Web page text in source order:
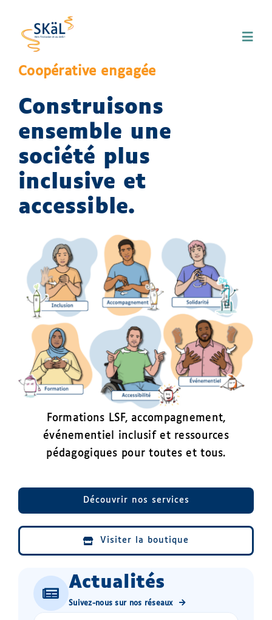
content
A propos
Nos services
Ressources
Contactez-nous
Boutique
Mon compte
Panier
Coopérative engagée
Construisons
ensemble une
société plus
inclusive et
accessible.
Formations LSF, accompagnement,
événementiel inclusif et ressources
pédagogiques pour toutes et tous.
Découvrir nos services
Visiter la boutique
Actualités
Suivez-nous sur nos réseaux